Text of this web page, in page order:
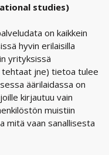
studies)
on kaikkein
hyvin erilaisilla
yrityksissä
jne) tietoa tulee
äärilaidassa on
kirjautuu vain
muistiin
mitä vaan sanallisesta